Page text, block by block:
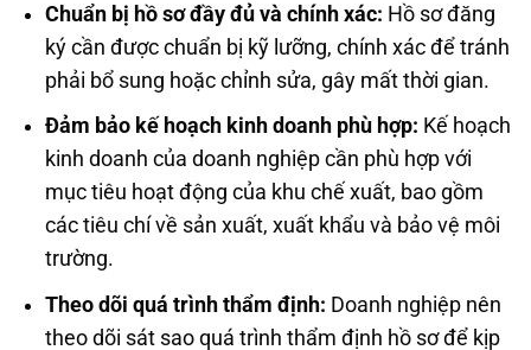
Chuẩn bị hồ sơ đầy đủ và chính xác: Hồ sơ đăng
ký cần được chuẩn bị kỹ lưỡng, chính xác để tránh
phải bổ sung hoặc chỉnh sửa, gây mất thời gian.
Đảm bảo kế hoạch kinh doanh phù hợp: Kế hoạch
kinh doanh của doanh nghiệp cần phù hợp với
mục tiêu hoạt động của khu chế xuất, bao gồm
các tiêu chí về sản xuất, xuất khẩu và bảo vệ môi
trường.
Theo dõi quá trình thẩm định: Doanh nghiệp nên
theo dõi sát sao quá trình thẩm định hồ sơ để kịp